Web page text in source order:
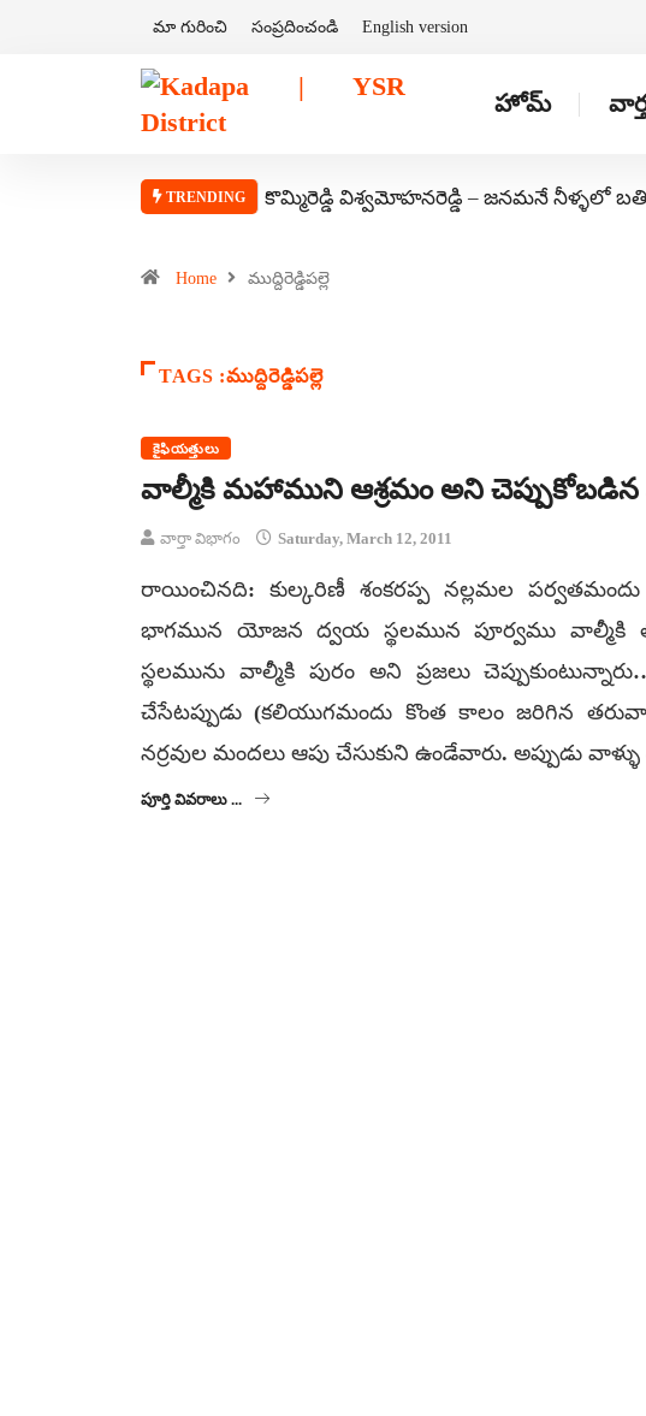
మా గురించి సంప్రదించండి English version
హోమ్
TRENDING కొమ్మిరెడ్డి విశ్వమోహనరెడ్డి – జనమనే నీళ్ళలో
Home ముద్దిరెడ్డిపల్లె
TAGS :ముద్దిరెడ్డిపల్లె
కైఫియత్తులు
వాల్మీకి మహాముని ఆశ్రమం అని చెప్పుకోబడిన
వార్తా విభాగం Saturday, March 12, 2011
రాయించినది: కుల్కరిణీ శంకరప్ప నల్లమల
భాగమున యోజన ద్వయ స్థలమున పూర్వము వాల్మీకి
స్థలమును వాల్మీకి పురం అని ప్రజలు
చేసేటప్పుడు (కలియుగమందు కొంత కాలం జరిగిన
నర్రవుల మందలు ఆపు చేసుకుని ఉండేవారు. అప్పుడు
పూర్తి వివరాలు ...